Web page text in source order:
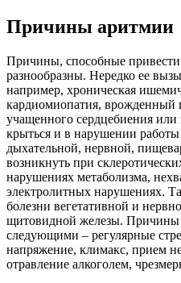
Причины аритмии
Причины, способные
разнообразны. Нередко ее
например, хроническая
кардиомиопатия,
учащенного сердцебиения или
крыться и в нарушении
дыхательной, нервной,
возникнуть при
нарушениях метаболизма,
электролитных нарушениях.
болезни вегетативной и
щитовидной железы. Причины
следующими – регулярные
напряжение, климакс, прием
отравление алкоголем,